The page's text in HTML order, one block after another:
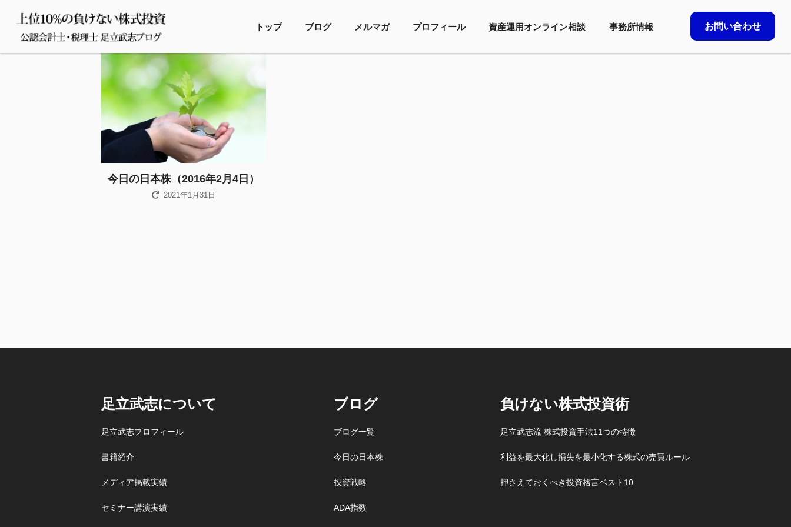
トップ ブログ メルマガ プロフィール 資産運用オンライン相談 事務所情報 お問い合わせ
今日の日本株（2016年2月4日）
2021年1月31日
足立武志について
足立武志プロフィール
書籍紹介
メディア掲載実績
セミナー講演実績
ブログ
ブログ一覧
今日の日本株
投資戦略
ADA指数
負けない株式投資術
足立武志流 株式投資手法11つの特徴
利益を最大化し損失を最小化する株式の売買ルール
押さえておくべき投資格言ベスト10